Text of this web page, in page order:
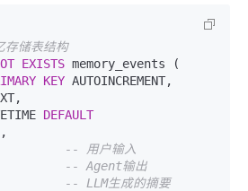
储表结构
EXISTS memory_events (
KEY AUTOINCREMENT,
DEFAULT
,
TEXT,
-- 用户输入
TEXT,
-- Agent输出
TEXT,
-- LLM生成的摘要